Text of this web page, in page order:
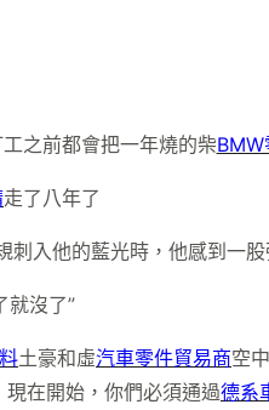
之前都會把一年燒的柴BMW
走了八年了
入他的藍光時，他感到一
就沒了”
土豪和虛汽車零件貿易商空
在開始，你們必須通過德系